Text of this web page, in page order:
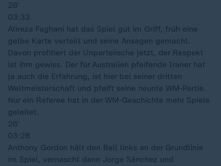
28′
03:33
Alireza Faghani hat das Spiel gut im Griff, früh eine
gelbe Karte verteilt und seine Ansagen gemacht.
Davon profitiert der Unparteiische jetzt, der Respekt
ist ihm gewiss. Der für Australien pfeifende Iraner hat
ja auch die Erfahrung, ist hier bei seiner dritten
Weltmeisterschaft und pfeift seine neunte WM-Partie.
Nur ein Referee hat in der WM-Geschichte mehr Spiele
geleitet.
26′
03:28
Anthony Gordon hält den Ball links an der Grundlinie
im Spiel, vernascht dann Jorge Sánchez und